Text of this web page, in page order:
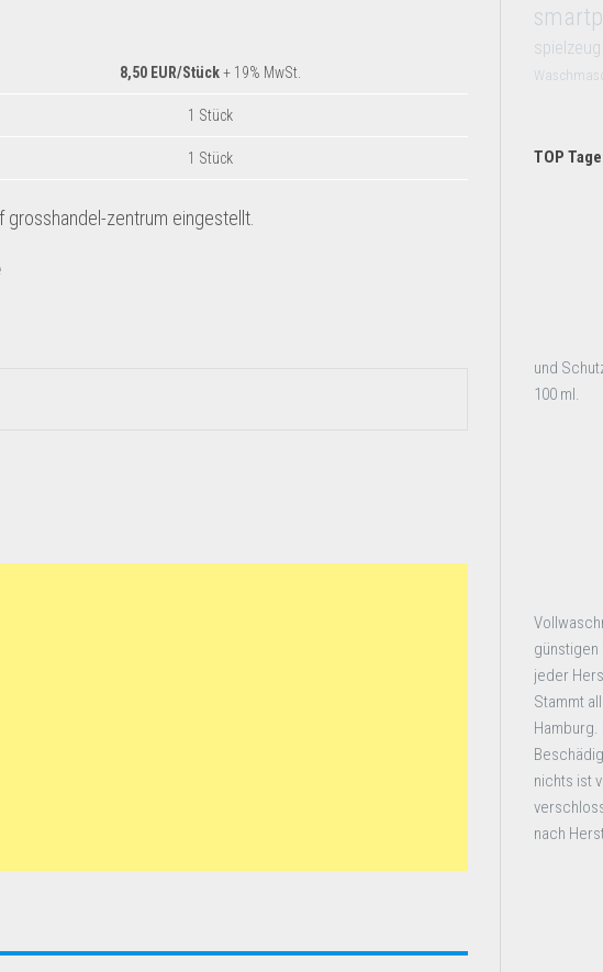
8,50 EUR/Stück+ 19% MwSt.
1 Stück
1 Stück
zentrum eingestellt.
spielzeug
TOP
und
100 ml.
jeder
Stammt
Hamburg.
nichts ist
nach